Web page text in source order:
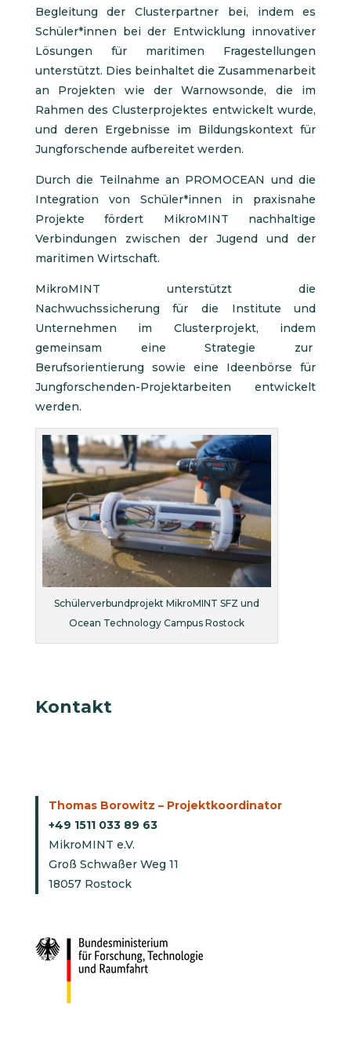
Begleitung der Clusterpartner bei, indem es
Schüler*innen bei der Entwicklung innovativer
Lösungen für maritimen Fragestellungen
unterstützt. Dies beinhaltet die Zusammenarbeit
an Projekten wie der Warnowsonde, die im
Rahmen des Clusterprojektes entwickelt wurde,
und deren Ergebnisse im Bildungskontext für
Jungforschende aufbereitet werden.
Durch die Teilnahme an PROMOCEAN und die
Integration von Schüler*innen in praxisnahe
Projekte fördert MikroMINT nachhaltige
Verbindungen zwischen der Jugend und der
maritimen Wirtschaft.
MikroMINT unterstützt die
Nachwuchssicherung für die Institute und
Unternehmen im Clusterprojekt, indem
gemeinsam eine Strategie zur
Berufsorientierung sowie eine Ideenbörse für
Jungforschenden-Projektarbeiten entwickelt
werden.
Schülerverbundprojekt MikroMINT SFZ und
Ocean Technology Campus Rostock
Kontakt
Thomas Borowitz – Projektkoordinator
+49 1511 033 89 63
MikroMINT e.V.
Groß Schwaßer Weg 11
18057 Rostock